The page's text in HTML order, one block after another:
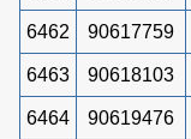
6462 90617759
6463 90618103
6464 90619476